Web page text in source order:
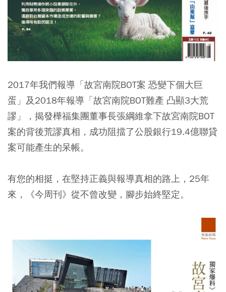
2017年我們報導「故宮南院BOT案 恐變下個大巨
蛋」及2018年報導「故宮南院BOT難產 凸顯3大荒
謬」，揭發樺福集團董事長張綱維拿下故宮南院BOT
案的背後荒謬真相，成功阻擋了公股銀行19.4億聯貸
案可能產生的呆帳。
有您的相挺，在堅持正義與報導真相的路上，25年
來，《今周刊》從不曾改變，腳步始終堅定。